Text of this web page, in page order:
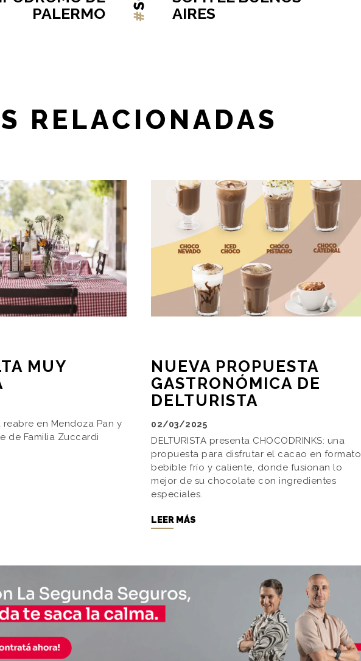
PALERMO
AIRES
RELACIONADAS
MUY
reabre en Mendoza Pan y
de Familia Zuccardi
NUEVA PROPUESTA
GASTRONÓMICA DE
DELTURISTA
02/03/2025
DELTURISTA presenta CHOCODRINKS: una
propuesta para disfrutar el cacao en formato
bebible frío y caliente, donde fusionan lo
mejor de su chocolate con ingredientes
especiales.
LEER MÁS